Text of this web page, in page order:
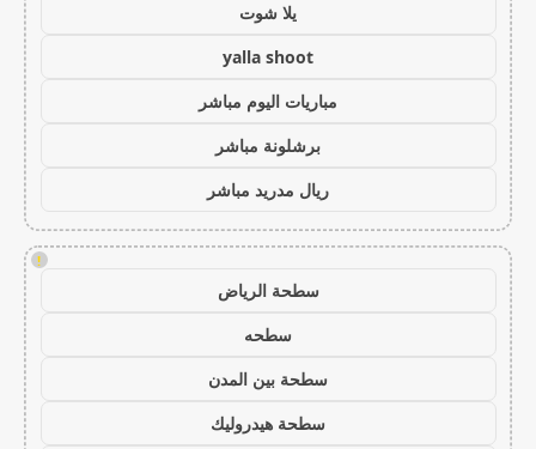
يلا شوت
yalla shoot
مباريات اليوم مباشر
برشلونة مباشر
ريال مدريد مباشر
!
سطحة الرياض
سطحه
سطحة بين المدن
سطحة هيدروليك